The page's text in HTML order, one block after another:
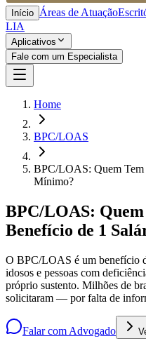
Início Áreas de Atuação
LIA
Aplicativos
Fale com um Especialista
Home
BPC/LOAS
BPC/LOAS: Quem
Mínimo?
BPC/LOAS:
Benefício de 1
O BPC/LOAS é um benefício
idosos e pessoas com
próprio sustento. Milhões de
solicitaram — por falta de
Falar com Advogado